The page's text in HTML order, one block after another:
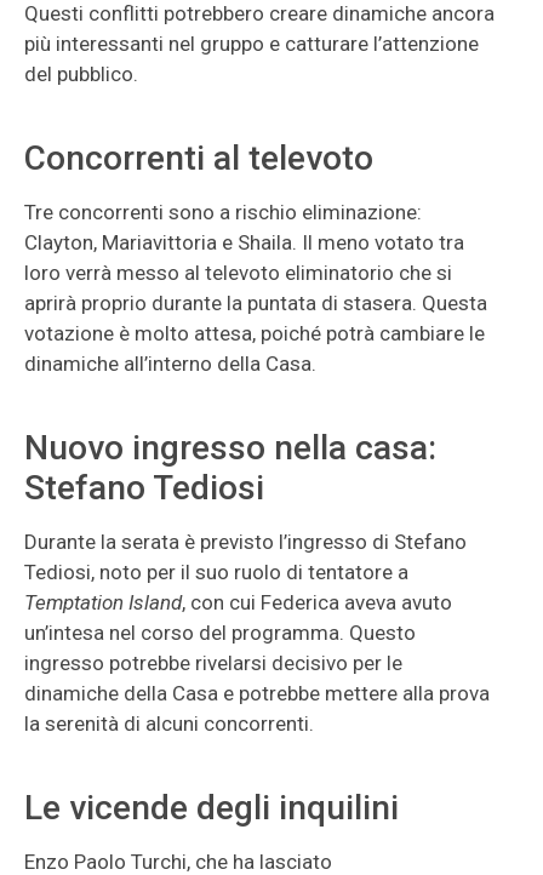
Questi conflitti potrebbero creare dinamiche ancora
più interessanti nel gruppo e catturare l’attenzione
del pubblico.
Concorrenti al televoto
Tre concorrenti sono a rischio eliminazione:
Clayton, Mariavittoria e Shaila. Il meno votato tra
loro verrà messo al televoto eliminatorio che si
aprirà proprio durante la puntata di stasera. Questa
votazione è molto attesa, poiché potrà cambiare le
dinamiche all’interno della Casa.
Nuovo ingresso nella casa:
Stefano Tediosi
Durante la serata è previsto l’ingresso di Stefano
Tediosi, noto per il suo ruolo di tentatore a
Temptation Island, con cui Federica aveva avuto
un’intesa nel corso del programma. Questo
ingresso potrebbe rivelarsi decisivo per le
dinamiche della Casa e potrebbe mettere alla prova
la serenità di alcuni concorrenti.
Le vicende degli inquilini
Enzo Paolo Turchi, che ha lasciato